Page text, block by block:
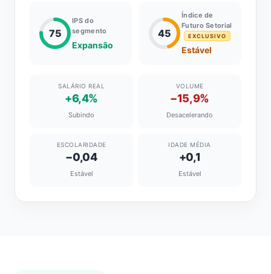
75
IPS do
segmento
Expansão
45
Índice de
Futuro Setorial
EXCLUSIVO
Estável
SALÁRIO REAL
+6,4%
Subindo
VOLUME
−15,9%
Desacelerando
ESCOLARIDADE
−0,04
Estável
IDADE MÉDIA
+0,1
Estável